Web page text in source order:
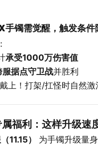
镯需觉醒，触发条件
承受1000万伤害值
服据点守卫战并胜利
上！打架/扛怪时自然激
福利：这样升级速
11.15）
为手镯升级量